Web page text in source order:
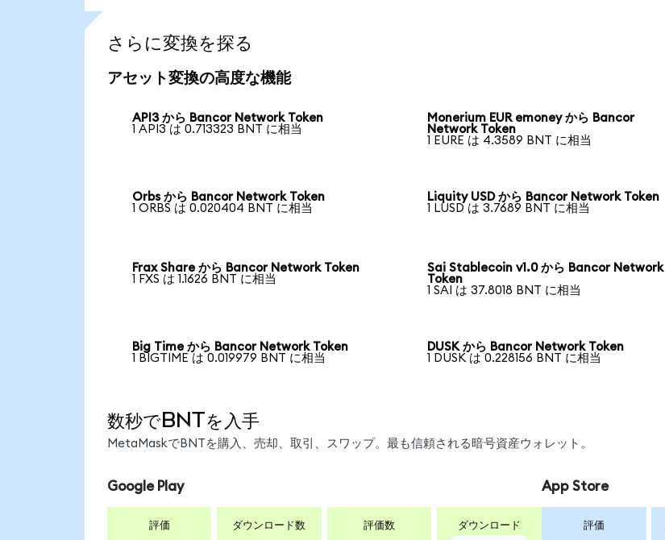
さらに変換を探る
アセット変換の高度な機能
API3 から Bancor Network Token
1 API3 は 0.713323 BNT に相当
Monerium EUR emoney から Bancor
Network Token
1 EURE は 4.3589 BNT に相当
Orbs から Bancor Network Token
1 ORBS は 0.020404 BNT に相当
Liquity USD から Bancor Network Token
1 LUSD は 3.7689 BNT に相当
Frax Share から Bancor Network Token
1 FXS は 1.1626 BNT に相当
Sai Stablecoin v1.0 から Bancor Network
Token
1 SAI は 37.8018 BNT に相当
Big Time から Bancor Network Token
1 BIGTIME は 0.019979 BNT に相当
DUSK から Bancor Network Token
1 DUSK は 0.228156 BNT に相当
数秒でBNTを入手
MetaMaskでBNTを購入、売却、取引、スワップ。最も信頼される暗号資産ウォレット。
Google Play
評価 ダウンロード数 評価数 ダウンロード
App Store
評価